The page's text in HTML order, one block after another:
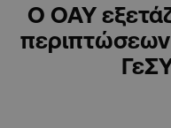
Ο ΟΑΥ
περιπτώσεων